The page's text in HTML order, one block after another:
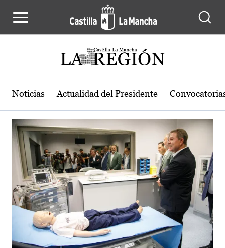
Actualidad de la región de Castilla-
Noticias Actualidad del Presidente